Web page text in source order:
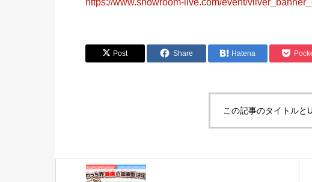
https://www.showroom-live.com/event/
Post Share Hatena
この記事のタイトルと